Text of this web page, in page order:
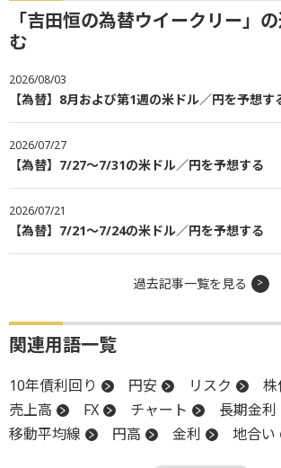
「吉田恒の為替ウイークリー」
む
2026/08/03
【為替】8月および第1週の米ドル／円を予想す
2026/07/27
【為替】7/27～7/31の米ドル／円を予想する
2026/07/21
【為替】7/21～7/24の米ドル／円を予想する
過去記事一覧を見る
関連用語一覧
10年債利回り 円安 リスク 株
売上高
FX チャート 長期金利
移動平均線
円高 金利 地合い